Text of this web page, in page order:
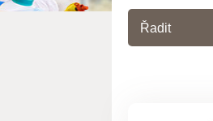
Řadit